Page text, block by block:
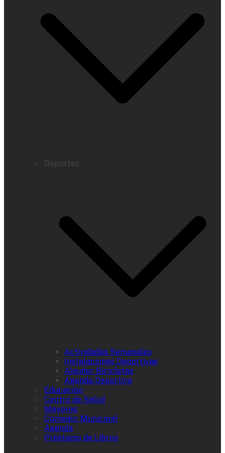
Deportes
Actividades Semanales
Instalaciones Deportivas
Alquiler Bicicletas
Agenda Deportiva
Educación
Centro de Salud
Mayores
Comedor Municipal
Agenda
Préstamo de Libros